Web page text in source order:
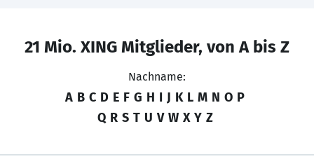
21 Mio. XING Mitglieder, von A bis Z
Nachname:
A B C D E F G H I J K L M N O P
Q R S T U V W X Y Z